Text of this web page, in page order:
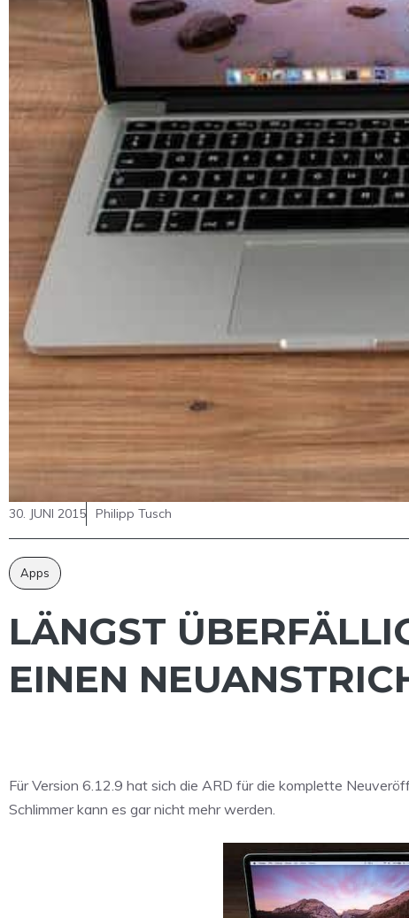
30. JUNI 2015 Philipp Tusch
Apps
LÄNGST
EINEN
Für Version 6.12.9 hat sich die ARD für die komplette
Schlimmer kann es gar nicht mehr werden.